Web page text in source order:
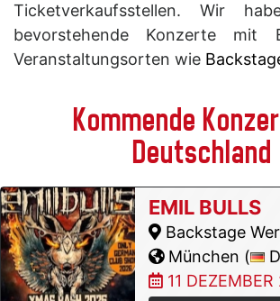
Ticketverkaufsstellen. Wir
bevorstehende Konzerte mit
Veranstaltungsorten wie
Kommende
Deutschland
EMIL BULLS
Backstage
München (
11 DEZEMBER